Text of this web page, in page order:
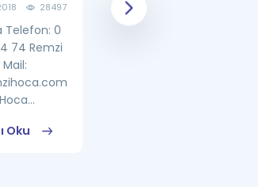
28497
Telefon: 0
74 Remzi
Oku
08 Haziran 2018